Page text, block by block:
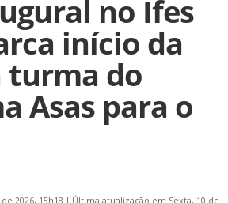
no Ifes
início da
turma do
Asas para o
2026, 15h18 | Última atualização em Sexta, 10 de